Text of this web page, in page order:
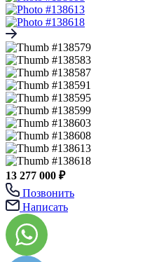
13 277 000 ₽
Позвонить
Написать